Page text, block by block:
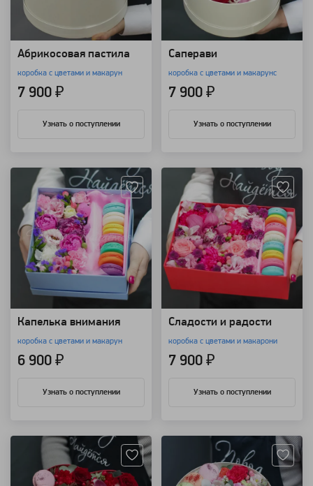
Aбрикосовая пастила
коробка с цветами и макарун
7 900 ₽
Узнать о поступлении
Саперави
коробка с цветами и макарунс
7 900 ₽
Узнать о поступлении
Капелька внимания
коробка с цветами и макарун
6 900 ₽
Узнать о поступлении
Сладости и радости
коробка с цветами и макарони
7 900 ₽
Узнать о поступлении